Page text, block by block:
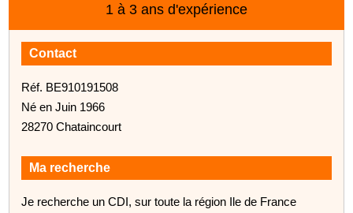
1 à 3 ans d'expérience
Contact
Réf. BE910191508
Né en Juin 1966
28270 Chataincourt
Ma recherche
Je recherche un CDI, sur toute la région Ile de France